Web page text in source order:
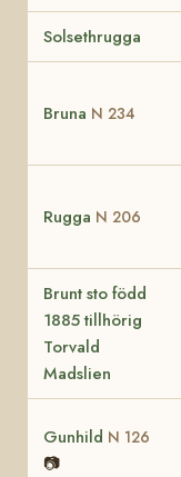
Solsethrugga
Bruna N 234
Rugga N 206
Brunt sto född
1885 tillhörig
Torvald
Madslien
Gunhild N 126
📷